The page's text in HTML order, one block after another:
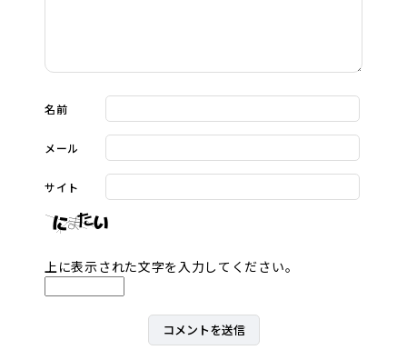
名前
メール
サイト
上に表示された文字を入力してください。